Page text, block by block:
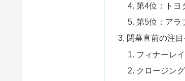
第4位：トヨ
第5位：アラ
閉幕直前の注
フィナーレ
クロージン